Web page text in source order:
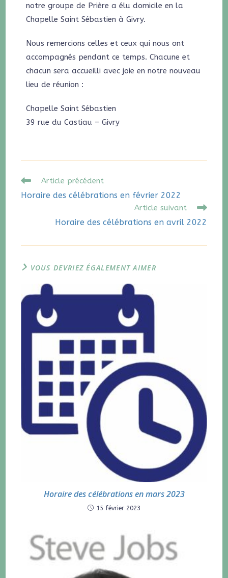
notre groupe de Prière a élu domicile en la
Chapelle Saint Sébastien à Givry.
Nous remercions celles et ceux qui nous ont
accompagnés pendant ce temps. Chacune et
chacun sera accueilli avec joie en notre nouveau
lieu de réunion :
Chapelle Saint Sébastien
39 rue du Castiau – Givry
Article précédent
Horaire des célébrations en février 2022
Article suivant
Horaire des célébrations en avril 2022
VOUS DEVRIEZ ÉGALEMENT AIMER
Horaire des célébrations en mars 2023
15 février 2023